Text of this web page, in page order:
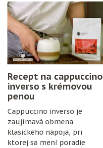
Recept na cappuccino
inverso s krémovou
penou
Cappuccino inverso je
zaujímavá obmena
klasického nápoja, pri
ktorej sa mení poradie